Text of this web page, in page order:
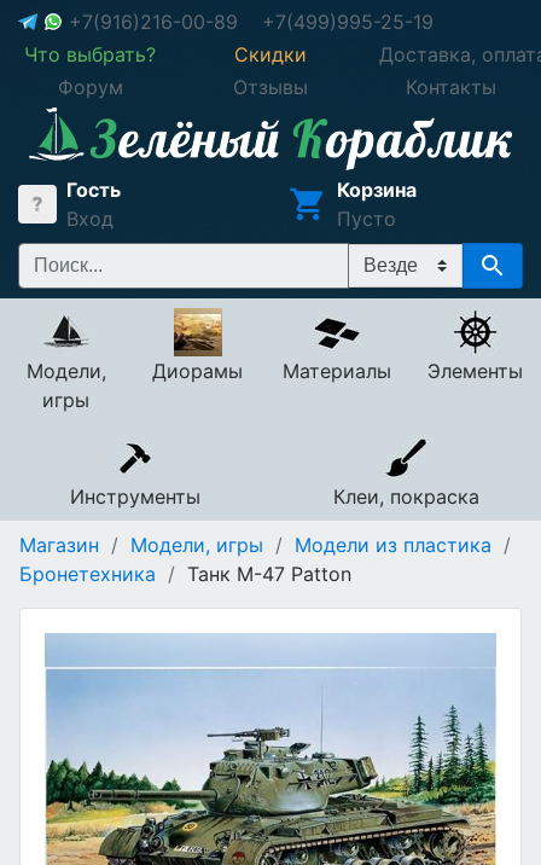
+7(916)216-00-89
+7(499)995-25-19
Что выбрать?
Скидки
Доставка,
Форум
Отзывы Контакты
Гость
Вход
Корзина
Пусто
Модели,
игры
Диорамы Материалы Элементы
Инструменты
Клеи, покраска
Магазин / Модели, игры / Модели из пластика /
Бронетехника / Танк M-47 Patton